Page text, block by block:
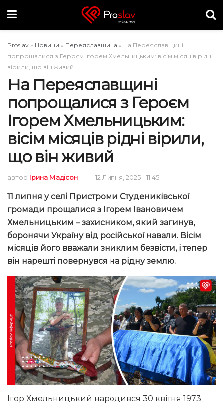
Proslav » Новини » Переяславщина » На Переяславщині
попрощалися з Героєм Ігорем Хмельницьким: вісім місяців рідні
вірили, що він живий
На Переяславщині
попрощалися з Героєм
Ігорем Хмельницьким:
вісім місяців рідні вірили,
що він живий
автор Ірина Мадісон 12 Липня, 2025 - 11:45
11 липня у селі Пристроми Студениківської
громади прощалися з Ігорем Івановичем
Хмельницьким – захисником, який загинув,
боронячи Україну від російської навали. Вісім
місяців його вважали зниклим безвісти, і тепер
він нарешті повернувся на рідну землю.
Ігор Хмельницький народився 30 квітня 1973